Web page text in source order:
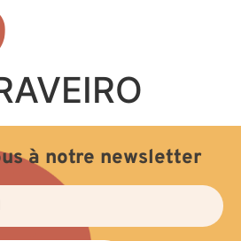
à notre newsletter